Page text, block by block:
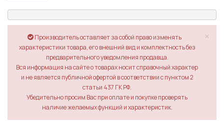
×
Производитель оставляет за собой право изменять
характеристики товара, его внешний вид и комплектность без
предварительного уведомления продавца.
Вся информация на сайте о товарах носит справочный характер
и не является публичной офертой в соответствии с пунктом 2
статьи 437 ГК РФ.
Убедительно просим Вас при оплате и покупке проверять
наличие желаемых функций и характеристик.